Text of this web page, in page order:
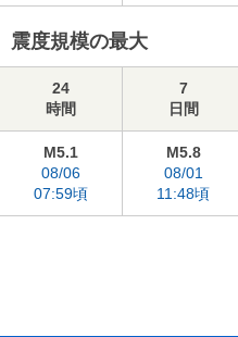
震度規模の最大
24
時間
7
日間
M5.1
08/06
07:59頃
M5.8
08/01
11:48頃